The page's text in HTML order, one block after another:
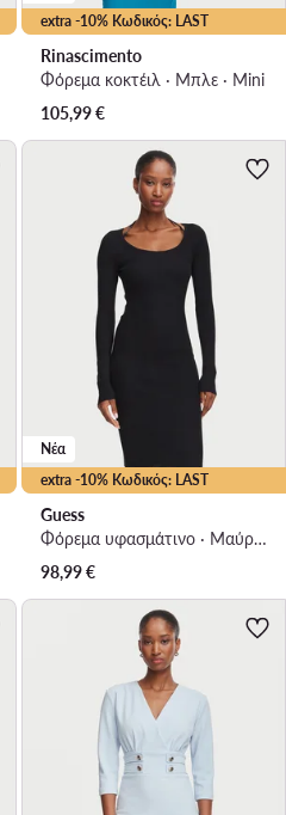
extra -10% Κωδικός: LAST
Rinascimento
Φόρεμα κοκτέιλ · Μπλε · Mini
105,99€
extra -10% Κωδικός: LAST
Νέα
Guess
Φόρεμα υφασμάτινο · Μαύρο · Mini
98,99€